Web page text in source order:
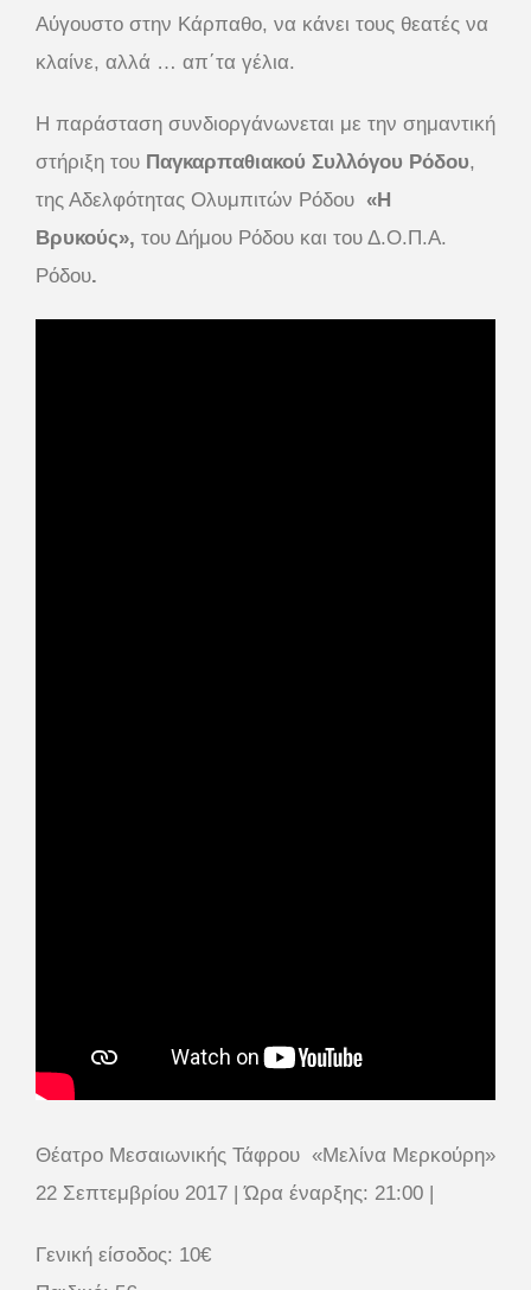
Αύγουστο στην Κάρπαθο, να κάνει τους θεατές να
κλαίνε, αλλά … απ΄τα γέλια.
Η παράσταση συνδιοργάνωνεται με την σημαντική
στήριξη του Παγκαρπαθιακού Συλλόγου Ρόδου,
της Αδελφότητας Ολυμπιτών Ρόδου «Η
Βρυκούς», του Δήμου Ρόδου και του Δ.Ο.Π.Α.
Ρόδου.
Θέατρο Μεσαιωνικής Τάφρου «Μελίνα Μερκούρη»
22 Σεπτεμβρίου 2017 | Ώρα έναρξης: 21:00 |
Γενική είσοδος: 10€